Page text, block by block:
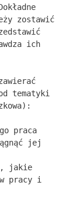
zostawić
ich
tematyki
praca
jej
jakie
pracy i